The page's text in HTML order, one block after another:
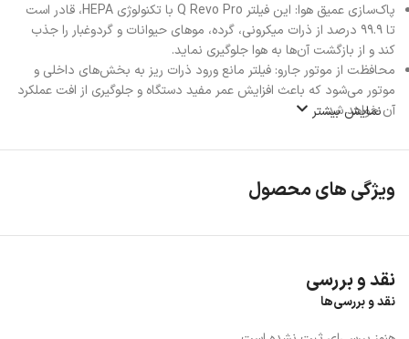
پاک‌سازی عمیق هوا: این فیلتر Q Revo Pro با تکنولوژی HEPA، قادر است
تا ۹۹.۹ درصد از ذرات میکرونی، گرده، موهای حیوانات و گردوغبار را جذب
کند و از بازگشت آن‌ها به هوا جلوگیری نماید.
محافظت از موتور جارو: فیلتر مانع ورود ذرات ریز به بخش‌های داخلی و
موتور می‌شود که باعث افزایش عمر مفید دستگاه و جلوگیری از افت عملکرد
آن خواهد شد.
محیط‌زیست هستند، بلکه تا چندین بار قابل استفاده‌اند و نیاز به تعویض
محیط کمک می‌کند.
سازگار است.
نمایش بیشتر
ویژگی های محصول
نقد و بررسی
نقد و بررسی‌ها